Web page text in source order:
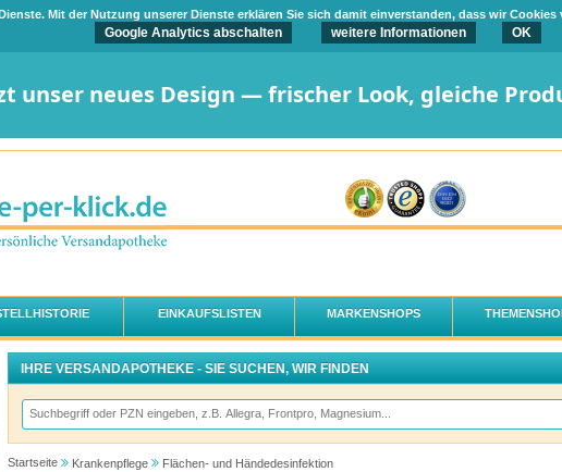
Mit der Nutzung unserer Dienste erklären Sie sich damit einverstanden, dass wir
Google Analytics abschalten weitere Informationen OK
unser neues Design — frischer Look, gleiche
EINKAUFSLISTEN MARKENSHOPS
IHRE VERSANDAPOTHEKE - SIE SUCHEN, WIR FINDEN
Startseite Krankenpflege Flächen- und Händedesinfektion